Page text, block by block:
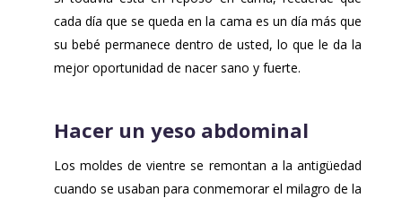
cada día que se queda en la cama es un día más que
su bebé permanece dentro de usted, lo que le da la
mejor oportunidad de nacer sano y fuerte.
Hacer un yeso abdominal
Los moldes de vientre se remontan a la antigüedad
cuando se usaban para conmemorar el milagro de la